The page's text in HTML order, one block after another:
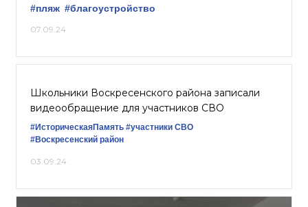
#пляж #благоустройство
07.09.24
Школьники Воскресенского района записали
видеообращение для участников СВО
#ИсторическаяПамять #участники СВО
#Воскресенский район
03.09.24